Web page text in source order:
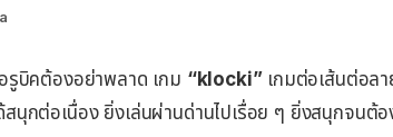
รูบิคต้องอย่าพลาด เกม “klocki”เกมต่อเส้นต่อล
นุกต่อเนื่อง ยิ่งเล่นผ่านด่านไปเรื่อย ๆ ยิ่งสนุกจนต้